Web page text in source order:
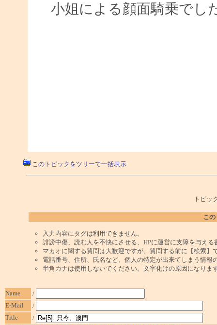
小姐による顔面騎乗でし
このトピックをツリーで一括表示
トピッ
こ
入力内容にタグは利用できません。
誹謗中傷、読む人を不快にさせる、HPに運営に支障を与え
マカオに関する質問は大歓迎ですが、質問する前に【検索】
電話番号、住所、氏名など、個人の特定が出来てしまう情報
半角カナは使用しないでください。文字化けの原因になりま
Name
/
E-Mail
/
Title
/